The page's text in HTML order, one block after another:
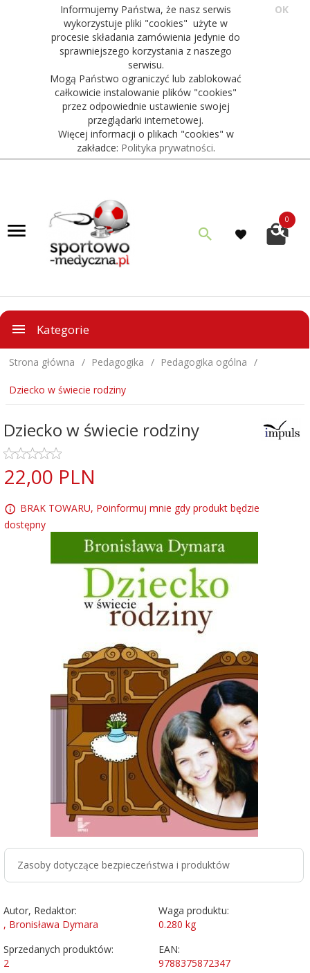
Informujemy Państwa, że nasz serwis
wykorzystuje pliki "cookies" użyte w
procesie składania zamówienia jedynie do
sprawniejszego korzystania z naszego
serwisu.
Mogą Państwo ograniczyć lub zablokować
całkowicie instalowanie plików "cookies"
przez odpowiednie ustawienie swojej
przeglądarki internetowej.
Więcej informacji o plikach "cookies" w
zakładce: Polityka prywatności.
OK
0
Kategorie
Strona główna Pedagogika Pedagogika ogólna
Dziecko w świecie rodziny
Dziecko w świecie rodziny
22,00 PLN
BRAK TOWARU, Poinformuj mnie gdy produkt będzie
dostępny
Zasoby dotyczące bezpieczeństwa i produktów
Autor, Redaktor:
, Bronisława Dymara
Waga produktu:
0.280 kg
Sprzedanych produktów:
2
EAN:
9788375872347